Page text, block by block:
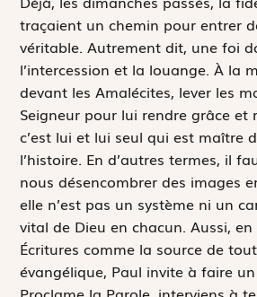
traçaient un chemin pour entrer
véritable. Autrement dit, une foi
l’intercession et la louange. À la
devant les Amalécites, lever les
Seigneur pour lui rendre grâce et
c’est lui et lui seul qui est maître
l’histoire. En d’autres termes, il
nous désencombrer des images
elle n’est pas un système ni un
vital de Dieu en chacun. Aussi,
Écritures comme la source de
évangélique, Paul invite à faire